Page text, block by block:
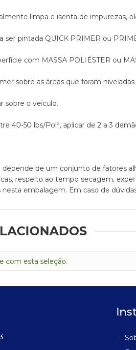
limpa e isenta de impurezas,
ser pintada QUICK PRIMER ou
com MASSA POLIÉSTER ou
sobre as áreas que foram
sobre o veículo.
40-50 lbs/Pol², aplicar de 2 a 3
de um conjunto de fatores
respeito ao tempo secagem,
embalagem. Em caso de
com esta seleção.